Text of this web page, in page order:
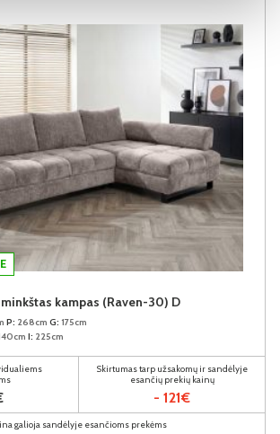
minkštas kampas (Raven-30) D
P: 268cm G: 175cm
I: 225cm
Skirtumas tarp užsakomų ir sandėlyje
esančių prekių kainų
- 121€
galioja sandėlyje esančioms prekėms